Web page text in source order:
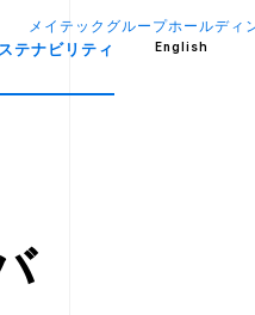
テナビリティ English
メイテックグループホールディ